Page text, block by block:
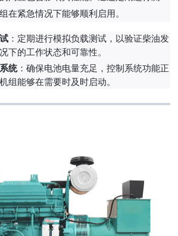
在紧急情况下能够顺利启用。
：定期进行模拟负载测试，以验证柴油发
下的工作状态和可靠性。
统：确保电池电量充足，控制系统功能正
组能够在需要时及时启动。